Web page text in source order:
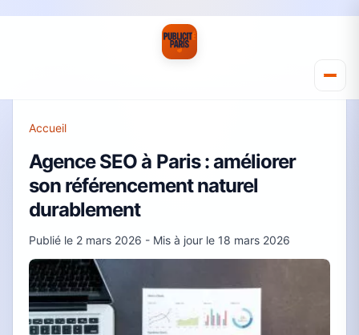
Accueil
Agence SEO à Paris : améliorer
son référencement naturel
durablement
Publié le 2 mars 2026 - Mis à jour le 18 mars 2026